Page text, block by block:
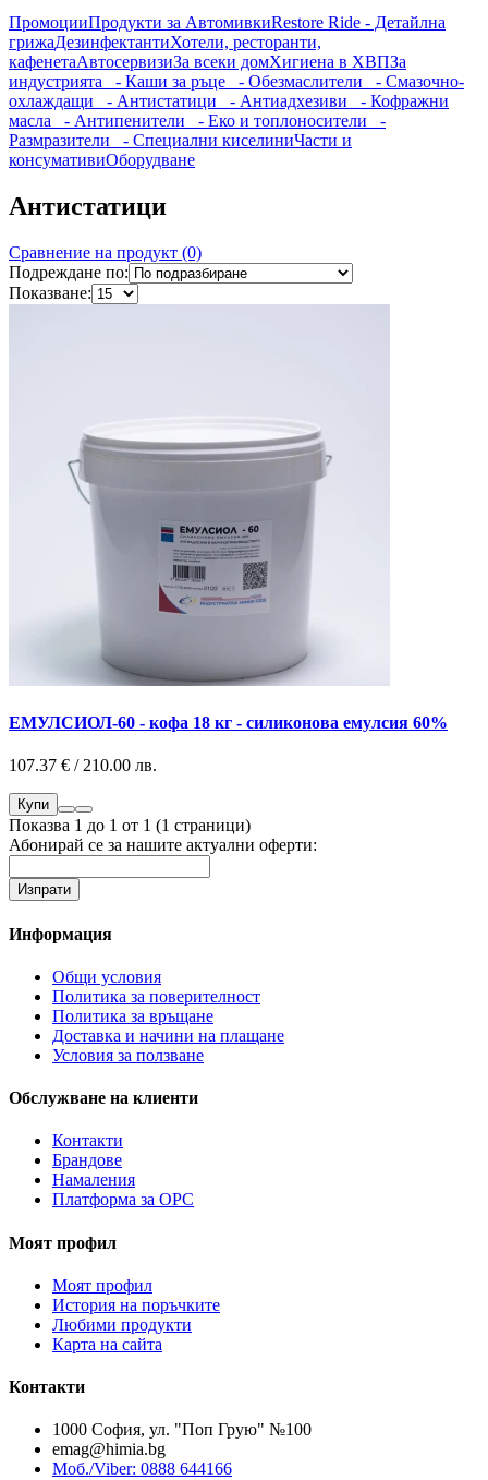
ПромоцииПродукти за АвтомивкиRestore Ride - Детайлна
грижаДезинфектантиХотели, ресторанти,
кафенетаАвтосервизиЗа всеки домХигиена в ХВПЗа
индустрията - Каши за ръце - Обезмаслители - Смазочно-
охлаждащи - Антистатици - Антиадхезиви - Кофражни
масла - Антипенители - Еко и топлоносители -
Размразители - Специални киселиниЧасти и
консумативиОборудване
Антистатици
Сравнение на продукт (0)
Подреждане по:
Показване:
ЕМУЛСИОЛ-60 - кофа 18 кг - силиконова емулсия 60%
107.37 € / 210.00 лв.
Купи
Показва 1 до 1 от 1 (1 страници)
Абонирай се за нашите актуални оферти:
Информация
Общи условия
Политика за поверителност
Политика за връщане
Доставка и начини на плащане
Условия за ползване
Обслужване на клиенти
Контакти
Брандове
Намаления
Платформа за ОРС
Моят профил
Моят профил
История на поръчките
Любими продукти
Карта на сайта
Контакти
1000 София, ул. "Поп Грую" №100
emag@himia.bg
Моб./Viber: 0888 644166